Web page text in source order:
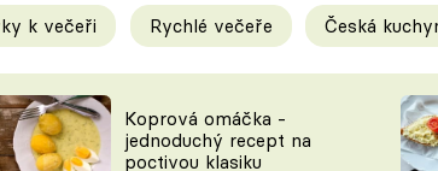
Tipy a triky
KAM ZA JÍDLEM
k večeři Rychlé večeře Česká
Koprová omáčka -
jednoduchý recept na
poctivou klasiku